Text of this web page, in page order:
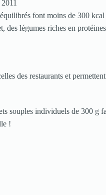
font moins de 300
des légumes riches en
des restaurants et
souples individuels de 300 g
!